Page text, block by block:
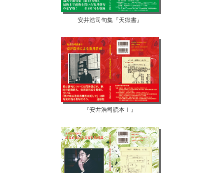
安井浩司句集『天獄書』
『安井浩司読本Ⅰ』